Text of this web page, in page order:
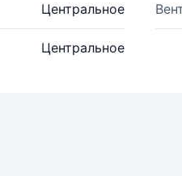
Центральное
Центральное